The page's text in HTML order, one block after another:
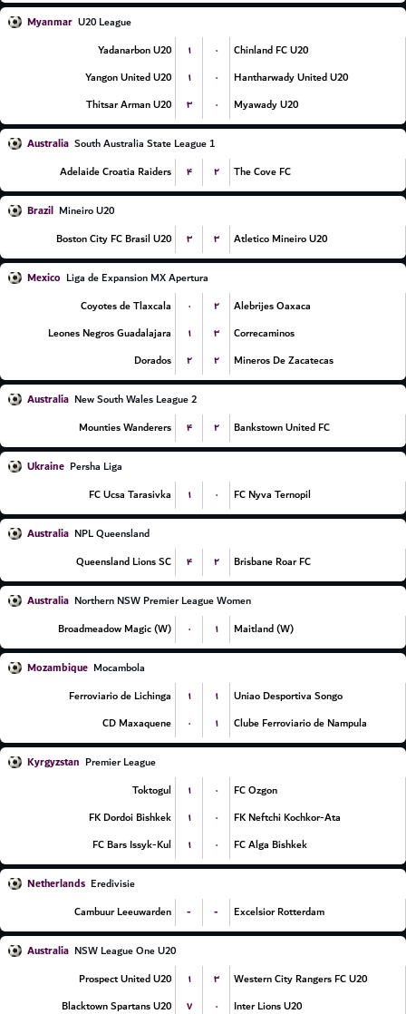
Myanmar U20 League
Yadanarbon U20
۱ ۰
Chinland FC U20
Yangon United U20
۱ ۰
Hantharwady United U20
Thitsar Arman U20
۳ ۰ Myawady U20
Australia South Australia State League 1
Adelaide Croatia Raiders
۴ ۲ The Cove FC
Brazil Mineiro U20
Boston City FC Brasil U20
۳ ۳ Atletico Mineiro U20
Mexico Liga de Expansion MX Apertura
Coyotes de Tlaxcala
۰ ۲
Alebrijes Oaxaca
Leones Negros Guadalajara
۱ ۳
Correcaminos
Dorados
۲ ۲ Mineros De Zacatecas
Australia New South Wales League 2
Mounties Wanderers
۴ ۲ Bankstown United FC
Ukraine Persha Liga
FC Ucsa Tarasivka
۱ ۰ FC Nyva Ternopil
Australia NPL Queensland
Queensland Lions SC
۴ ۲ Brisbane Roar FC
Australia Northern NSW Premier League Women
Broadmeadow Magic (W)
۰ ۱ Maitland (W)
Mozambique Mocambola
Ferroviario de Lichinga
۱ ۱
Uniao Desportiva Songo
CD Maxaquene
۰ ۱ Clube Ferroviario de Nampula
Kyrgyzstan Premier League
Toktogul
۱ ۰
FC Ozgon
FK Dordoi Bishkek
۱ ۰
FK Neftchi Kochkor-Ata
FC Bars Issyk-Kul
۱ ۰ FC Alga Bishkek
Netherlands Eredivisie
Cambuur Leeuwarden
- - Excelsior Rotterdam
Australia NSW League One U20
Prospect United U20
۱ ۳
Western City Rangers FC U20
Blacktown Spartans U20
۷ ۰ Inter Lions U20